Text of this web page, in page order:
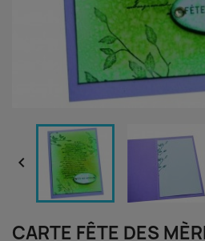

CARTE FÊTE DES